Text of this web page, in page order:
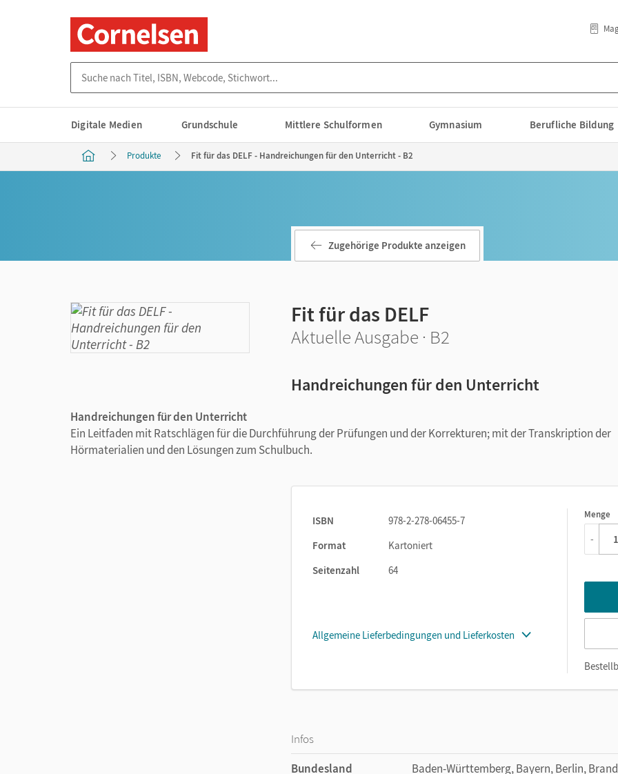
Digitale Medien Grundschule Mittlere Schulformen Gymnasium Berufliche Bildung
Produkte Fit für das DELF - Handreichungen für den Unterricht - B2
Zugehörige Produkte anzeigen
Fit für das DELF
Aktuelle Ausgabe · B2
Handreichungen für den Unterricht
Handreichungen für den Unterricht
Ein Leitfaden mit Ratschlägen für die Durchführung der Prüfungen und der Korrekturen; mit der Transkription der
Hörmaterialien und den Lösungen zum Schulbuch.
ISBN
978-2-278-06455-7
Format
Kartoniert
Seitenzahl
64
Allgemeine Lieferbedingungen und Lieferkosten
Menge
1
-
Infos
Bundesland
Baden-Württemberg, Bayern, Berlin,